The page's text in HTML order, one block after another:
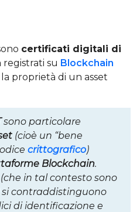
certificati digitali di
registrati su Blockchain
proprietà di un asset
sono particolare
(cioè un “bene
crittografico)
Blockchain.
in tal contesto sono
si contraddistinguono
di identificazione e